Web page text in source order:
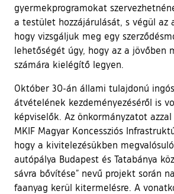
gyermekprogramokat
a testület hozzájárulását, s végül az
hogy vizsgáljuk meg egy
lehetőségét úgy, hogy az a jövőben
számára kielégítő legyen.
Október 30-án állami tulajdonú
átvételének kezdeményezéséről is
képviselők. Az önkormányzatot
MKIF Magyar Koncessziós
hogy a kivitelezésükben
autópálya Budapest és Tatabánya
sávra bővítése” nevű projekt során
faanyag kerül kitermelésre. A